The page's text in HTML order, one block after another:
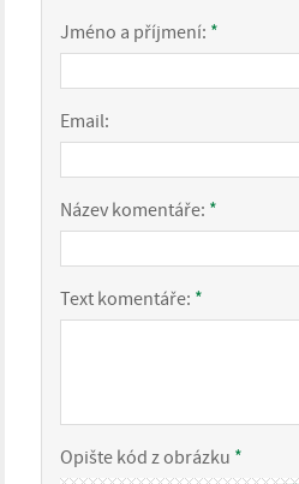
Jméno a příjmení: *
Email:
Název komentáře: *
Text komentáře: *
Opište kód z obrázku *